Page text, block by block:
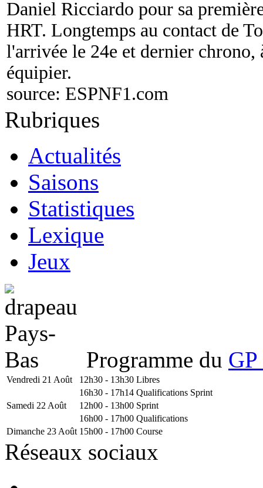
Daniel Ricciardo pour sa
HRT. Longtemps au contact de
l'arrivée le 24e et dernier chrono,
équipier.
source: ESPNF1.com
Rubriques
Actualités
Saisons
Statistiques
Lexique
Jeux
Programme du
Vendredi 21 Août 12h30 - 13h30 Libres
16h30 - 17h14 Qualifications Sprint
Samedi 22 Août
12h00 - 13h00 Sprint
16h00 - 17h00 Qualifications
Dimanche 23 Août 15h00 - 17h00 Course
Réseaux sociaux